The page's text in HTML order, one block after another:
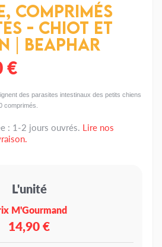
comprimés
- Chiot et
| Beaphar
€
des parasites intestinaux des petits chiens
comprimés.
: 1-2 jours ouvrés. Lire nos
L'unité
M'Gourmand
14,90 €